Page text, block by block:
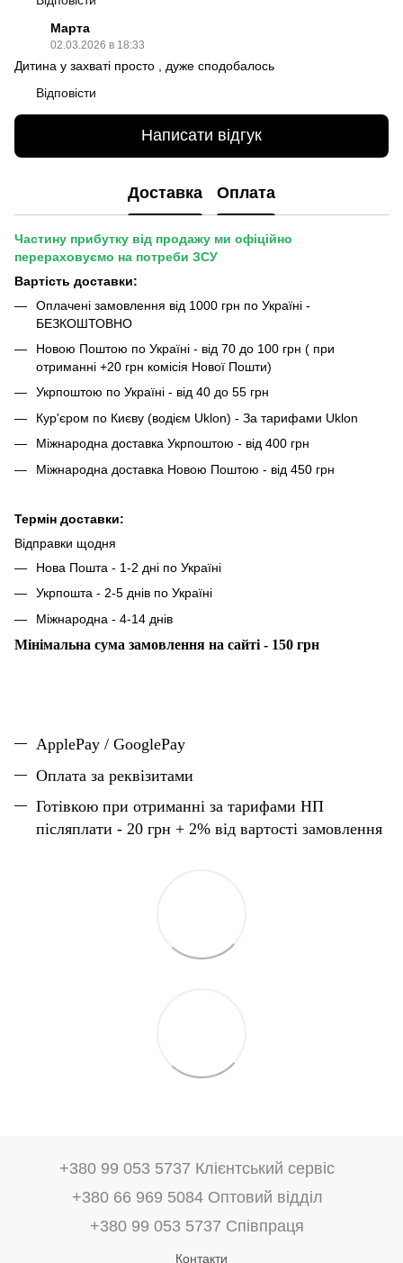
Марта
02.03.2026 в 18:33
Дитина у захваті просто , дуже сподобалось
Відповісти
Написати відгук
Доставка Оплата
Частину прибутку від продажу ми офіційно
перераховуємо на потреби ЗСУ
Вартість доставки:
Оплачені замовлення від 1000 грн по Україні -
БЕЗКОШТОВНО
Новою Поштою по Україні - від 70 до 100 грн ( при
отриманні +20 грн комісія Нової Пошти)
Укрпоштою по Україні - від 40 до 55 грн
Кур'єром по Києву (водієм Uklon) - За тарифами Uklon
Міжнародна доставка Укрпоштою - від 400 грн
Міжнародна доставка Новою Поштою - від 450 грн
Термін доставки:
Відправки щодня
Нова Пошта - 1-2 дні по Україні
Укрпошта - 2-5 днів по Україні
Міжнародна - 4-14 днів
Мінімальна сума замовлення на сайті - 150 грн
ApplePay / GooglePay
Оплата за реквізитами
Готівкою при отриманні за тарифами НП
післяплати - 20 грн + 2% від вартості замовлення
+380 99 053 5737 Клієнтський сервіс
+380 66 969 5084 Оптовий відділ
+380 99 053 5737 Співпраця
Контакти